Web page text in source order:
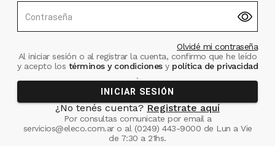
Contraseña
Olvidé mi contraseña
Al iniciar sesión o al registrar la cuenta, confirmo que he leído
y acepto los términos y condiciones ypolítica de privacidad
.
INICIAR SESIÓN
¿No tenés cuenta? Registrate aquí
Por consultas comunicate por email a
servicios@eleco.com.aro al (0249) 443-9000 de Lun a Vie
de 7:30 a 21hs.